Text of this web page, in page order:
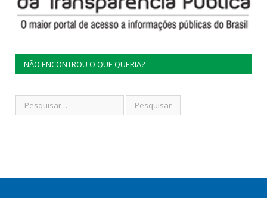
NÃO ENCONTROU O QUE QUERIA?